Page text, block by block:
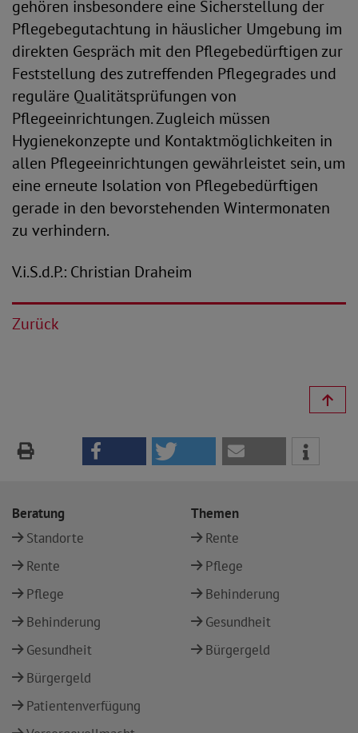
gehören insbesondere eine Sicherstellung der
Pflegebegutachtung in häuslicher Umgebung im
direkten Gespräch mit den Pflegebedürftigen zur
Feststellung des zutreffenden Pflegegrades und
reguläre Qualitätsprüfungen von
Pflegeeinrichtungen. Zugleich müssen
Hygienekonzepte und Kontaktmöglichkeiten in
allen Pflegeeinrichtungen gewährleistet sein, um
eine erneute Isolation von Pflegebedürftigen
gerade in den bevorstehenden Wintermonaten
zu verhindern.
V.i.S.d.P.: Christian Draheim
Zurück
Beratung
Standorte
Rente
Pflege
Behinderung
Gesundheit
Bürgergeld
Patientenverfügung
Themen
Rente
Pflege
Behinderung
Gesundheit
Bürgergeld